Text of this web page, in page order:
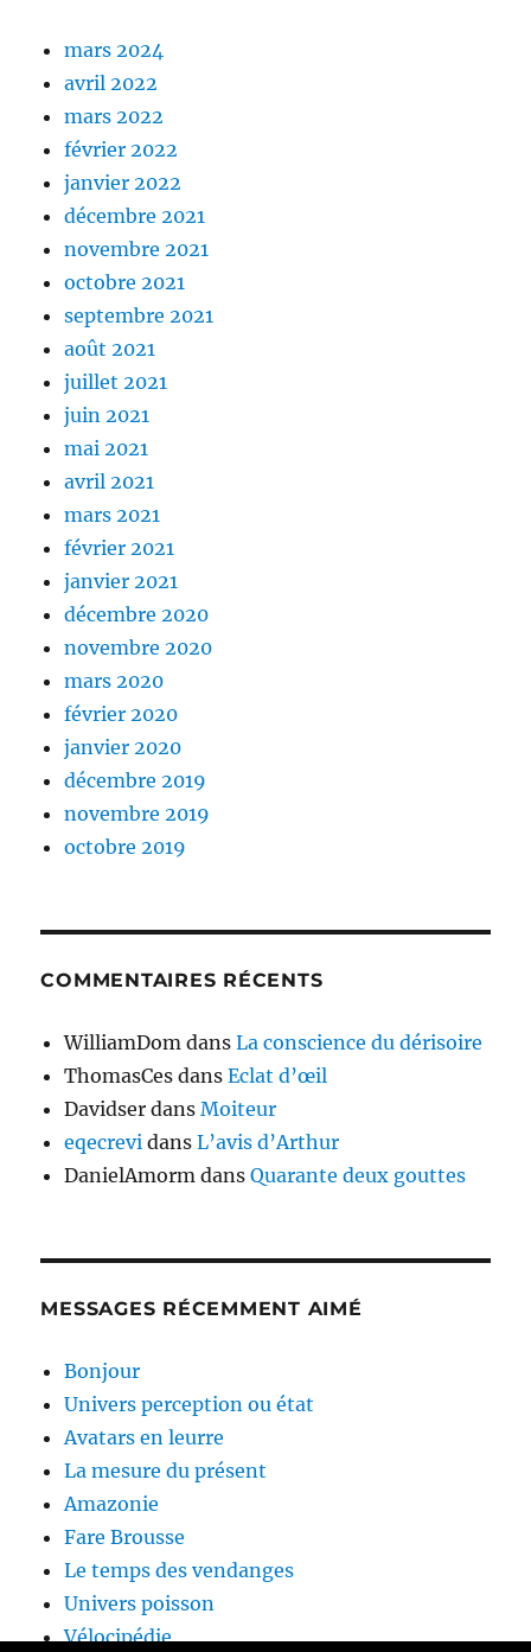
mars 2024
avril 2022
mars 2022
février 2022
janvier 2022
décembre 2021
novembre 2021
octobre 2021
septembre 2021
août 2021
juillet 2021
juin 2021
mai 2021
avril 2021
mars 2021
février 2021
janvier 2021
décembre 2020
novembre 2020
mars 2020
février 2020
janvier 2020
décembre 2019
novembre 2019
octobre 2019
COMMENTAIRES RÉCENTS
WilliamDom dansLa conscience du dérisoire
ThomasCes dansEclat d’œil
Davidser dansMoiteur
eqecrevi dansL’avis d’Arthur
DanielAmorm dansQuarante deux gouttes
MESSAGES RÉCEMMENT AIMÉ
Bonjour
Univers perception ou état
Avatars en leurre
La mesure du présent
Amazonie
Fare Brousse
Le temps des vendanges
Univers poisson
Vélocipédie